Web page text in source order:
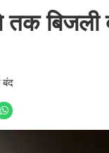
बिजली
बंद